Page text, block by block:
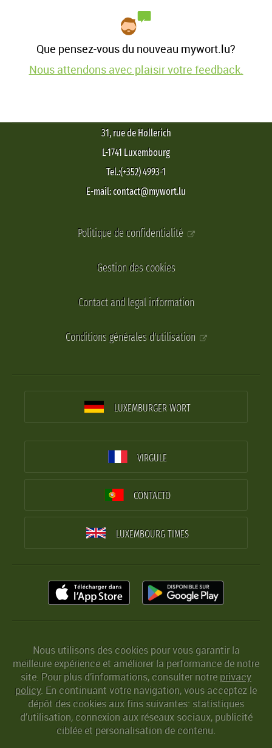
Que pensez-vous du nouveau mywort.lu?
Nous attendons avec plaisir votre feedback.
31, rue de Hollerich
L-1741 Luxembourg
Tel.:(+352) 4993-1
E-mail: contact@mywort.lu
Politique de confidentialité
Gestion des cookies
Contact and legal information
Conditions générales d'utilisation
LUXEMBURGER WORT
VIRGULE
CONTACTO
LUXEMBOURG TIMES
Nous utilisons des cookies pour vous garantir la
meilleure expérience et améliorer la performance de notre
site. Pour plus d’informations, consulter notreprivacy
policy. En continuant votre navigation, vous acceptez le
dépôt des cookies aux fins suivantes: statistiques
d’utilisation, connexion aux réseaux sociaux, publicité
ciblée et personalisation de contenu.